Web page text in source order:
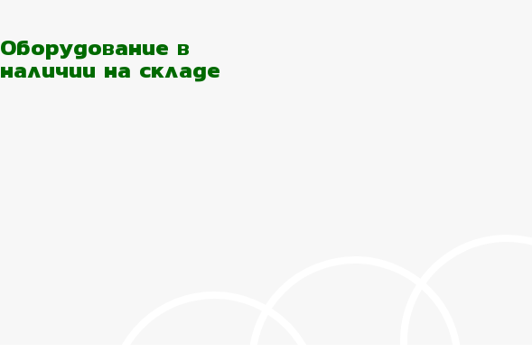
Оборудование в
наличии на складе